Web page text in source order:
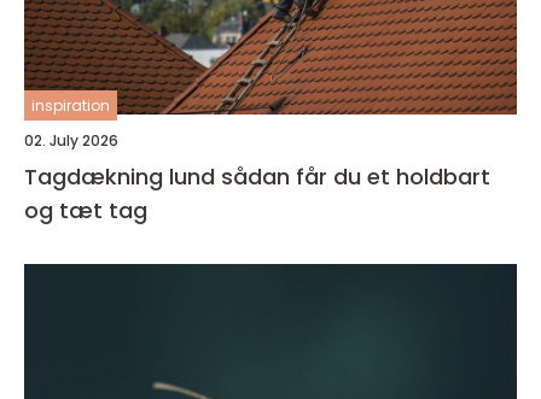
inspiration
02. July 2026
Tagdækning lund sådan får du et holdbart
og tæt tag